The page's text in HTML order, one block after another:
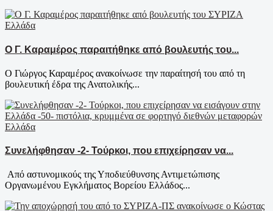
Ελλάδα
Ο Γ. Καραμέρος παραιτήθηκε από βουλευτής του...
Ο Γιώργος Καραμέρος ανακοίνωσε την παραίτησή του από τη
βουλευτική έδρα της Ανατολικής...
Ελλάδα
Συνελήφθησαν -2- Τούρκοι, που επιχείρησαν να...
Από αστυνομικούς της Υποδιεύθυνσης Αντιμετώπισης
Οργανωμένου Εγκλήματος Βορείου Ελλάδος...